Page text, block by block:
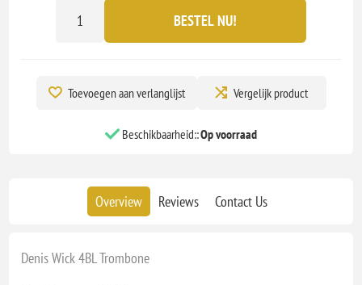
BESTEL NU!
Toevoegen aan verlanglijst Vergelijk product
Beschikbaarheid::Op voorraad
Overview Reviews Contact Us
Denis Wick 4BL Trombone